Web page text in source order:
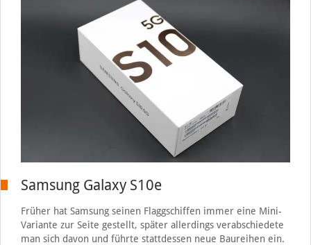
Samsung Galaxy S10e
Früher hat Samsung seinen Flaggschiffen immer eine Mini-
Variante zur Seite gestellt, später allerdings verabschiedete
man sich davon und führte stattdessen neue Baureihen ein.